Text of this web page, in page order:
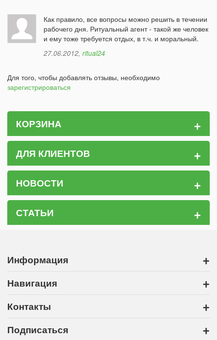
Как правило, все вопросы можно решить в течении
рабочего дня. Ритуальный агент - такой же человек
и ему тоже требуется отдых, в т.ч. и моральный.
27.06.2012, ritual24
Для того, чтобы добавлять отзывы, необходимо
зарегистрироваться
КОРЗИНА +
ДЛЯ КЛИЕНТОВ +
НОВОСТИ +
СТАТЬИ +
Информация +
Навигация +
Контакты +
Подписаться +